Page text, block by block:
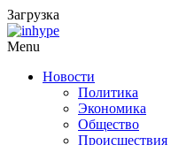
Загрузка
Menu
Новости
Политика
Экономика
Общество
Происшествия